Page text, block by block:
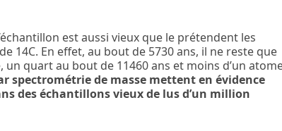
est aussi vieux que le prétendent les
14C. En effet, au bout de 5730 ans, il ne reste que
un quart au bout de 11460 ans et moins d’un
spectrométrie de masse mettent en évidence
des échantillons vieux de lus d’un million